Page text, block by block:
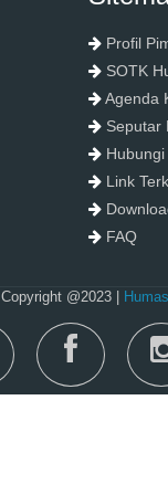
Profil
SOTK
Agenda
Seputar
Link
FAQ
Copyright @2023 |